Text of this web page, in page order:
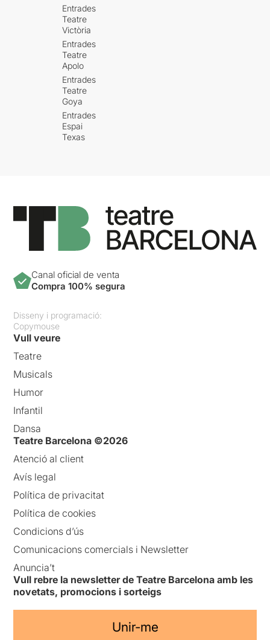
Entrades
Teatre
Victòria
Entrades
Teatre
Apolo
Entrades
Teatre
Goya
Entrades
Espai
Texas
Canal oficial de venta
Compra 100% segura
Disseny i programació:
Copymouse
Vull veure
Teatre
Musicals
Humor
Infantil
Dansa
Teatre Barcelona ©2026
Atenció al client
Avís legal
Política de privacitat
Política de cookies
Condicions d’ús
Comunicacions comercials i Newsletter
Anuncia’t
Vull rebre la newsletter de Teatre Barcelona amb les
novetats, promocions i sorteigs
Unir-me